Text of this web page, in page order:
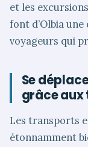
et les
font d’Olbia
voyageurs qui
Se
grâce
Les transports
étonnamment